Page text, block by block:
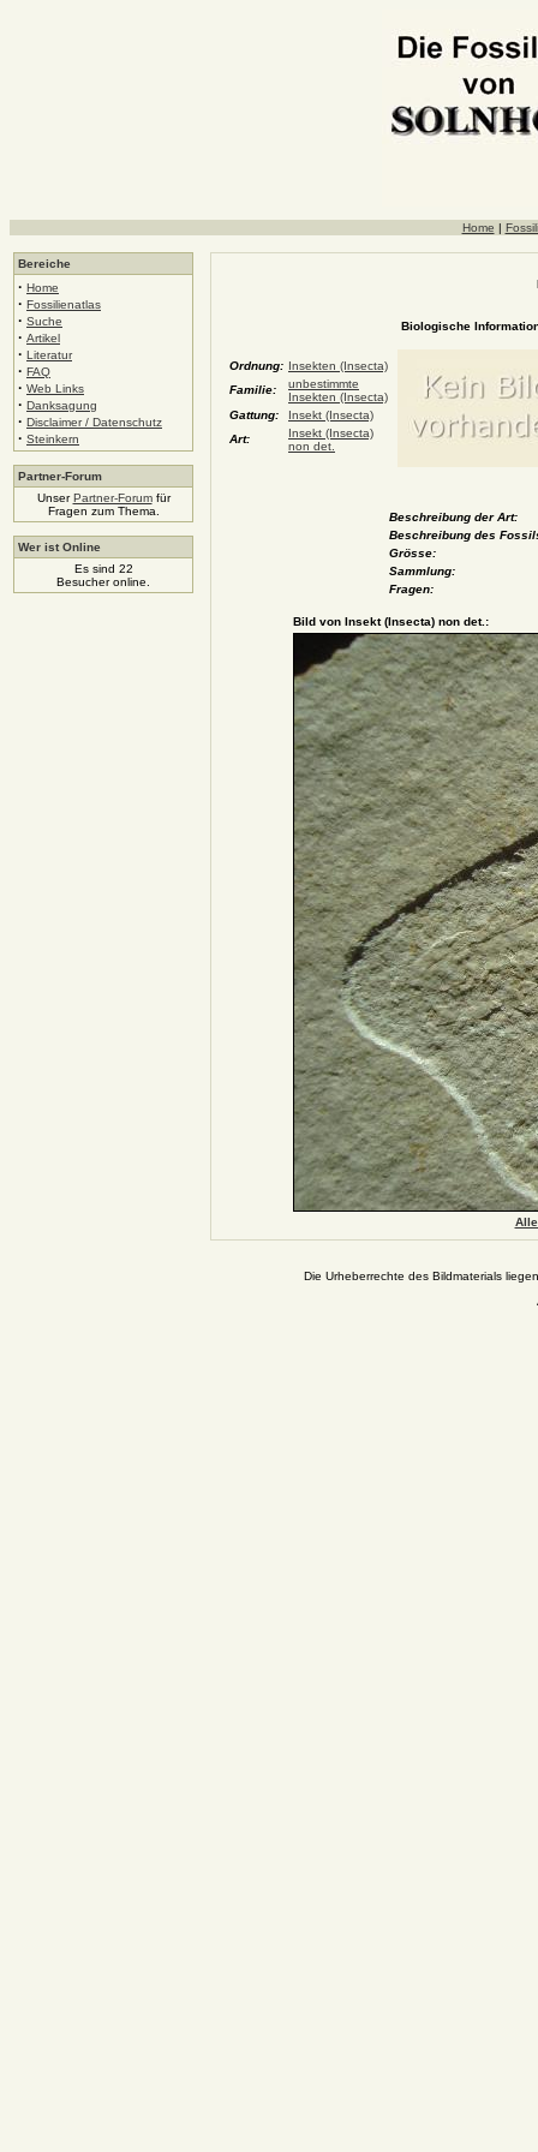
Home |
Bereiche
· Home
· Fossilienatlas
· Suche
· Artikel
· Literatur
· FAQ
· Web Links
· Danksagung
· Disclaimer / Datenschutz
· Steinkern
Partner-Forum
UnserPartner-Forumfür
Fragen zum Thema.
Wer ist Online
Es sind 22
Besucher online.
Biologische
Ordnung: Insekten (Insecta)
Familie:
unbestimmte
Insekten (Insecta)
Gattung:
Insekt (Insecta)
Art:
Insekt (Insecta)
non det.
Beschreibung der Art:
Beschreibung des
Grösse:
Sammlung:
Fragen:
Bild von Insekt (Insecta) non det.:
Die Urheberrechte des Bildmaterials